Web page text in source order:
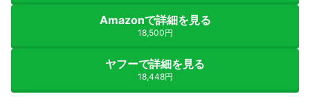
Amazonで詳細を見る
18,500円
ヤフーで詳細を見る
18,448円